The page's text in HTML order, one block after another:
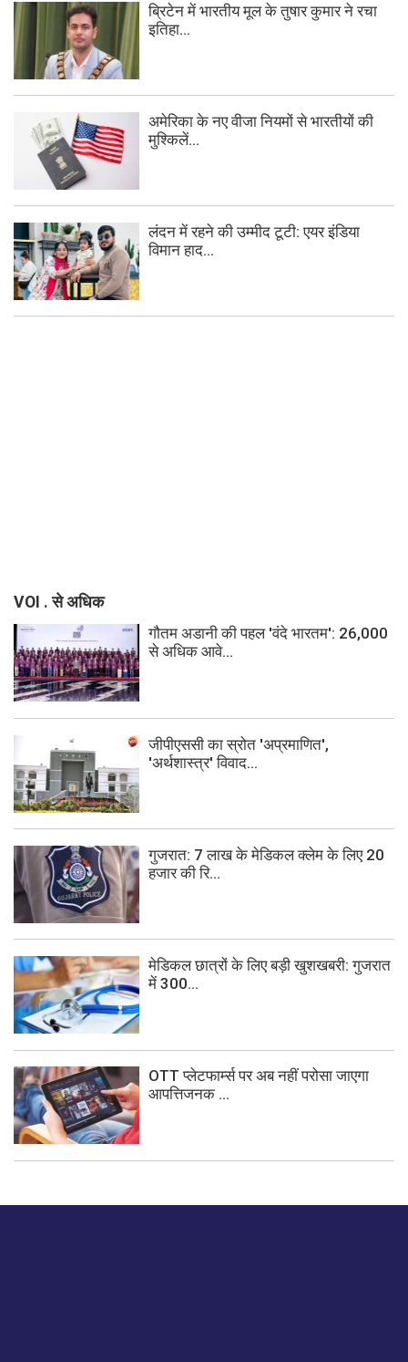
ब्रिटेन में भारतीय मूल के तुषार कुमार ने रचा
इतिहा...
अमेरिका के नए वीजा नियमों से भारतीयों की
मुश्किलें...
लंदन में रहने की उम्मीद टूटी: एयर इंडिया
विमान हाद...
VOI . से अधिक
गौतम अडानी की पहल 'वंदे भारतम': 26,000
से अधिक आवे...
जीपीएससी का स्रोत 'अप्रमाणित',
'अर्थशास्त्र' विवाद...
गुजरात: 7 लाख के मेडिकल क्लेम के लिए 20
हजार की रि...
मेडिकल छात्रों के लिए बड़ी खुशखबरी: गुजरात
में 300...
OTT प्लेटफार्म्स पर अब नहीं परोसा जाएगा
आपत्तिजनक ...